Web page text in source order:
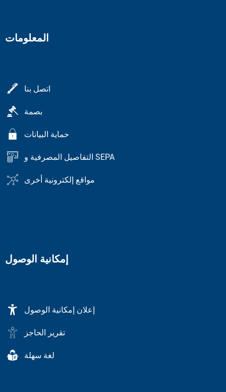
المعلومات
اتصل بنا
بصمة
حماية البيانات
التفاصيل المصرفية و SEPA
مواقع إلكترونية أخرى
إمكانية الوصول
إعلان إمكانية الوصول
تقرير الحاجز
لغة سهلة